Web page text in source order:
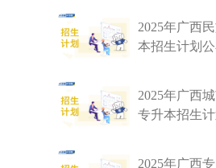
2025年广西
本招生计划公
2025年广西
专升本招生计
2025年广西